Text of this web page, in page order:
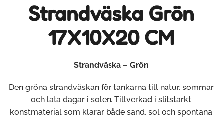
Strandväska Grön
17X10X20 CM
Strandväska – Grön
Den gröna strandväskan för tankarna till natur, sommar
och lata dagar i solen. Tillverkad i slitstarkt
konstmaterial som klarar både sand, sol och spontana